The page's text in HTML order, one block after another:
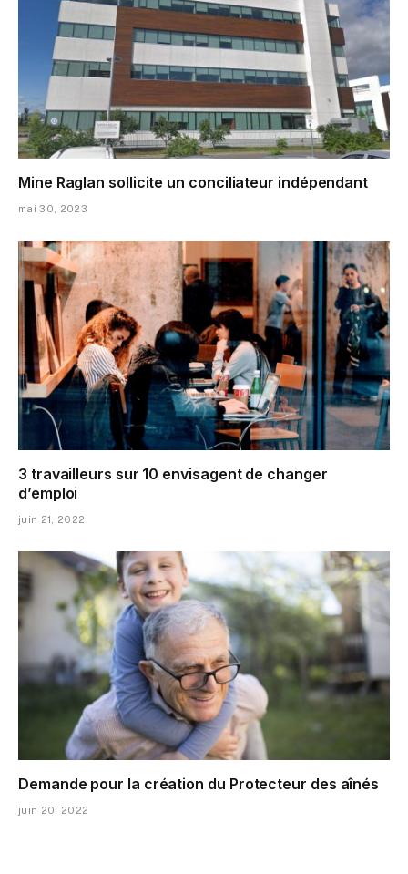
Mine Raglan sollicite un conciliateur indépendant
mai 30, 2023
3 travailleurs sur 10 envisagent de changer
d’emploi
juin 21, 2022
Demande pour la création du Protecteur des aînés
juin 20, 2022